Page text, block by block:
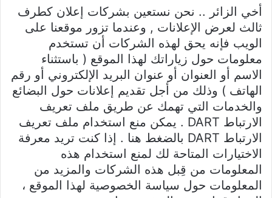
أخي الزائر .. نحن نستعين بشركات إعلان كطرف
ثالث لعرض الإعلانات , وعندما تزور موقعنا على
الويب فإنه يحق لهذه الشركات أن تستخدم
معلومات حول زياراتك لهذا الموقع ( باستثناء
الاسم أو العنوان أو عنوان البريد الإلكتروني أو رقم
الهاتف ) وذلك من أجل تقديم إعلانات حول البضائع
والخدمات التي تهمك عن طريق ملف تعريف
الارتباط DART . يمكن منع استخدام ملف تعريف
الارتباط DART بالضغط هنا . إذا كنت تريد معرفة
الاختيارات المتاحة لك لمنع استخدام هذه
المعلومات من قِبل هذه الشركات والمزيد من
المعلومات حول سياسة الخصوصية لهذا الموقع ،